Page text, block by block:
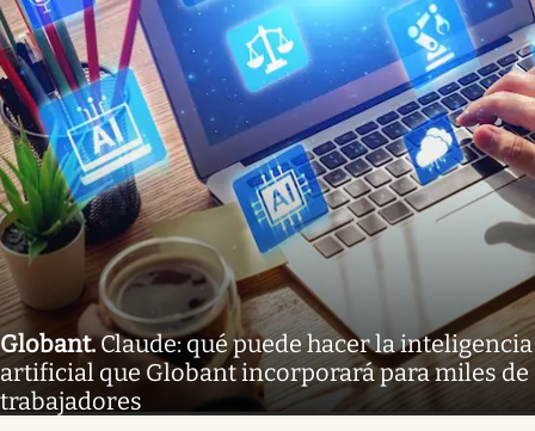
Globant.Claude: qué puede hacer la inteligencia
artificial que Globant incorporará para miles de
trabajadores